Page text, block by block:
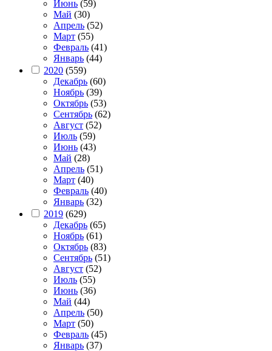
Июнь (59)
Май (30)
Апрель (52)
Март (55)
Февраль (41)
Январь (44)
2020 (559)
Декабрь (60)
Ноябрь (39)
Октябрь (53)
Сентябрь (62)
Август (52)
Июль (59)
Июнь (43)
Май (28)
Апрель (51)
Март (40)
Февраль (40)
Январь (32)
2019 (629)
Декабрь (65)
Ноябрь (61)
Октябрь (83)
Сентябрь (51)
Август (52)
Июль (55)
Июнь (36)
Май (44)
Апрель (50)
Март (50)
Февраль (45)
Январь (37)